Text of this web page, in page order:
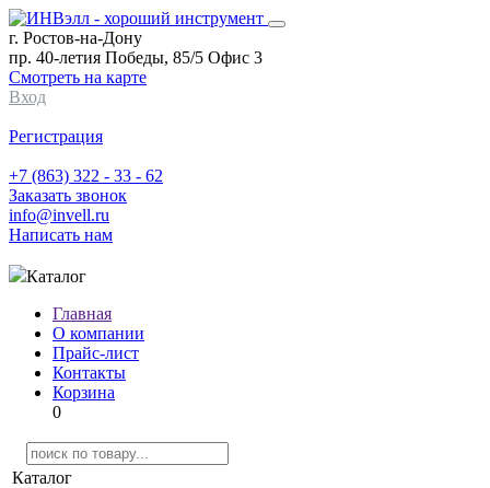
г. Ростов-на-Дону
пр. 40-летия Победы, 85/5 Офис 3
Смотреть на карте
Вход
Регистрация
+7 (863) 322 - 33 - 62
Заказать звонок
info@invell.ru
Написать нам
Каталог
Главная
О компании
Прайс-лист
Контакты
Корзина
0
Каталог